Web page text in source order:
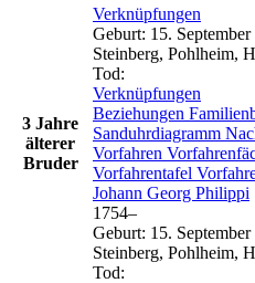
3 Jahre
älterer
Bruder
Verknüpfungen
Geburt: 15.
Steinberg, Pohlheim,
Tod:
Verknüpfungen
Beziehungen
Sanduhrdiagramm
Vorfahren
Vorfahrentafel
Johann Georg Philippi
1754–
Geburt: 15.
Steinberg, Pohlheim,
Tod: